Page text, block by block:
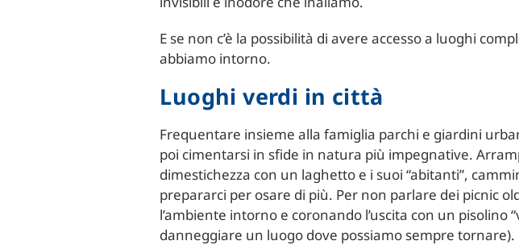
E se non c’è la possibilità di avere accesso a luoghi
abbiamo intorno.
Luoghi verdi in città
Frequentare insieme alla famiglia parchi e giardini
poi cimentarsi in sfide in natura più impegnative.
dimestichezza con un laghetto e i suoi “abitanti”,
prepararci per osare di più. Per non parlare dei picnic
l’ambiente intorno e coronando l’uscita con un
danneggiare un luogo dove possiamo sempre tornare).